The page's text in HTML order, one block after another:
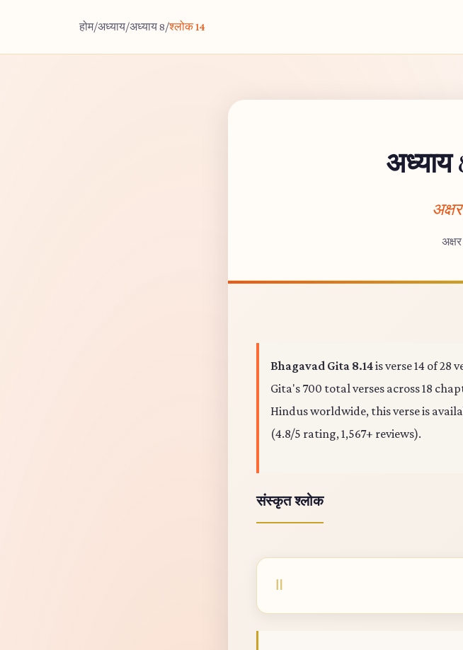
होम/अध्याय/अध्याय 8/श्लोक 14
अध्याय
Bhagavad Gita 8.14is verse 14 of 28
Gita's 700 total verses across 18
Hindus worldwide, this verse is
(4.8/5 rating, 1,567+ reviews).
संस्कृत श्लोक